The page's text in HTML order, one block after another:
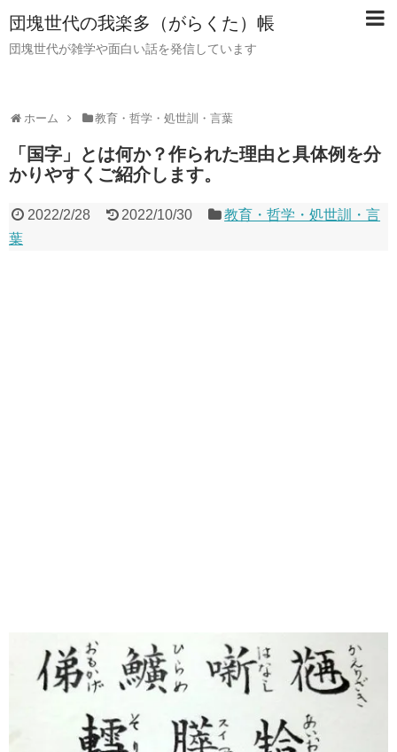
団塊世代の我楽多（がらくた）帳
団塊世代が雑学や面白い話を発信しています
ホーム 教育・哲学・処世訓・言葉
「国字」とは何か？作られた理由と具体例を分
かりやすくご紹介します。
2022/2/28 2022/10/30
教育・哲学・処世訓・言
葉